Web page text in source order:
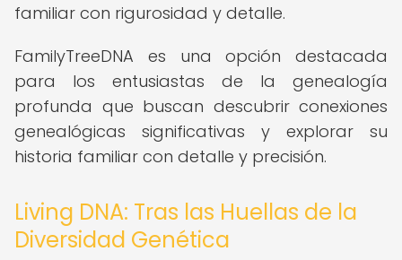
familiar con rigurosidad y detalle.
FamilyTreeDNA es una opción destacada
para los entusiastas de la genealogía
profunda que buscan descubrir conexiones
genealógicas significativas y explorar su
historia familiar con detalle y precisión.
Living DNA: Tras las Huellas de la
Diversidad Genética